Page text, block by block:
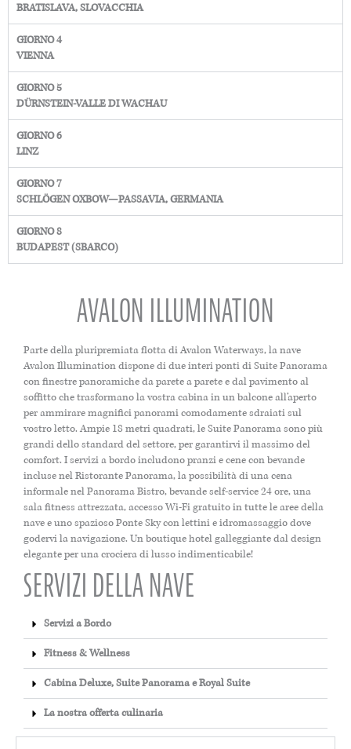
BRATISLAVA, SLOVACCHIA
GIORNO 4
VIENNA
GIORNO 5
DÜRNSTEIN-VALLE DI WACHAU
GIORNO 6
LINZ
GIORNO 7
SCHLÖGEN OXBOW—PASSAVIA, GERMANIA
GIORNO 8
BUDAPEST (SBARCO)
AVALON ILLUMINATION
Parte della pluripremiata flotta di Avalon Waterways, la nave
Avalon Illumination dispone di due interi ponti di Suite Panorama
con finestre panoramiche da parete a parete e dal pavimento al
soffitto che trasformano la vostra cabina in un balcone all’aperto
per ammirare magnifici panorami comodamente sdraiati sul
vostro letto. Ampie 18 metri quadrati, le Suite Panorama sono più
grandi dello standard del settore, per garantirvi il massimo del
comfort. I servizi a bordo includono pranzi e cene con bevande
incluse nel Ristorante Panorama, la possibilità di una cena
informale nel Panorama Bistro, bevande self-service 24 ore, una
sala fitness attrezzata, accesso Wi-Fi gratuito in tutte le aree della
nave e uno spazioso Ponte Sky con lettini e idromassaggio dove
godervi la navigazione. Un boutique hotel galleggiante dal design
elegante per una crociera di lusso indimenticabile!
SERVIZI DELLA NAVE
Servizi a Bordo
Fitness & Wellness
Cabina Deluxe, Suite Panorama e Royal Suite
La nostra offerta culinaria